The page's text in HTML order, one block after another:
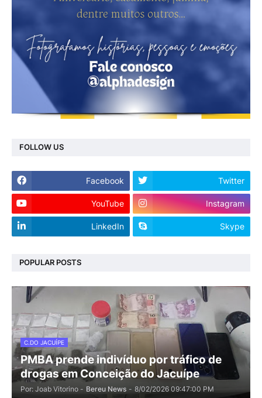
FOLLOW US
Facebook Twitter
YouTube Instagram
LinkedIn Skype
POPULAR POSTS
C.DO JACUÍPE
PMBA prende indivíduo por tráfico de
drogas em Conceição do Jacuípe
Por: Joab Vitorino - Bereu News - 8/02/2026 09:47:00 PM